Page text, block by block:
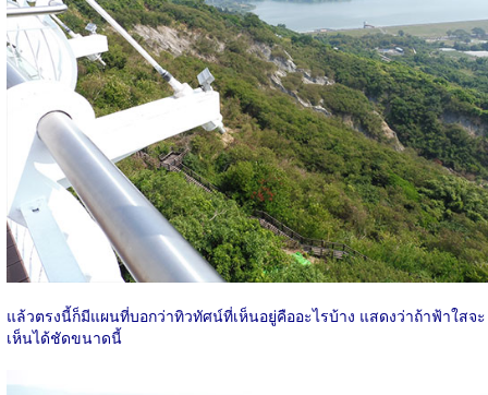
แล้วตรงนี้ก็มีแผนที่บอกว่าทิวทัศน์ที่เห็นอยู่คืออะไรบ้าง แสดงว่าถ้าฟ้าใสจะ
เห็นได้ชัดขนาดนี้